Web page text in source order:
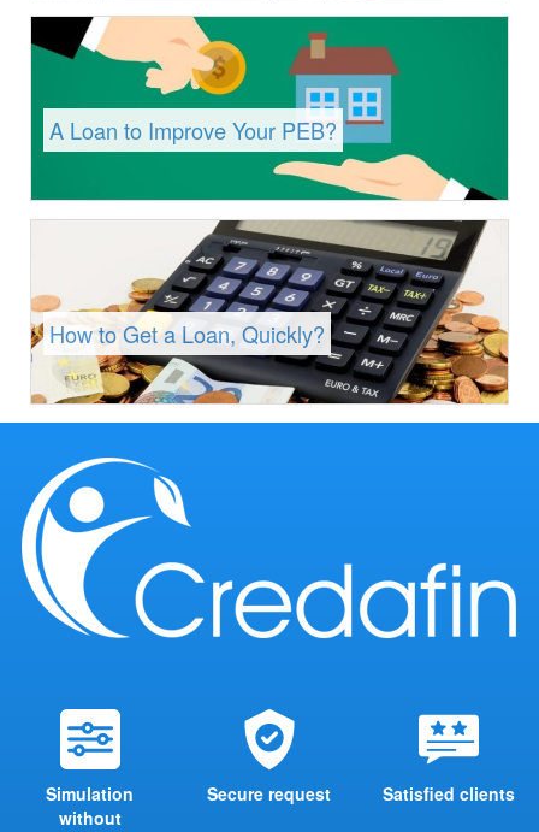
A Loan to Improve Your PEB?
How to Get a Loan, Quickly?
Simulation
without
Secure request Satisfied clients